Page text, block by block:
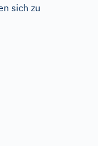
sich zu